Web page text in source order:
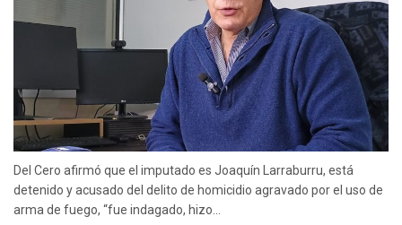
Del Cero afirmó que el imputado es Joaquín Larraburru, está
detenido y acusado del delito de homicidio agravado por el uso de
arma de fuego, “fue indagado, hizo...